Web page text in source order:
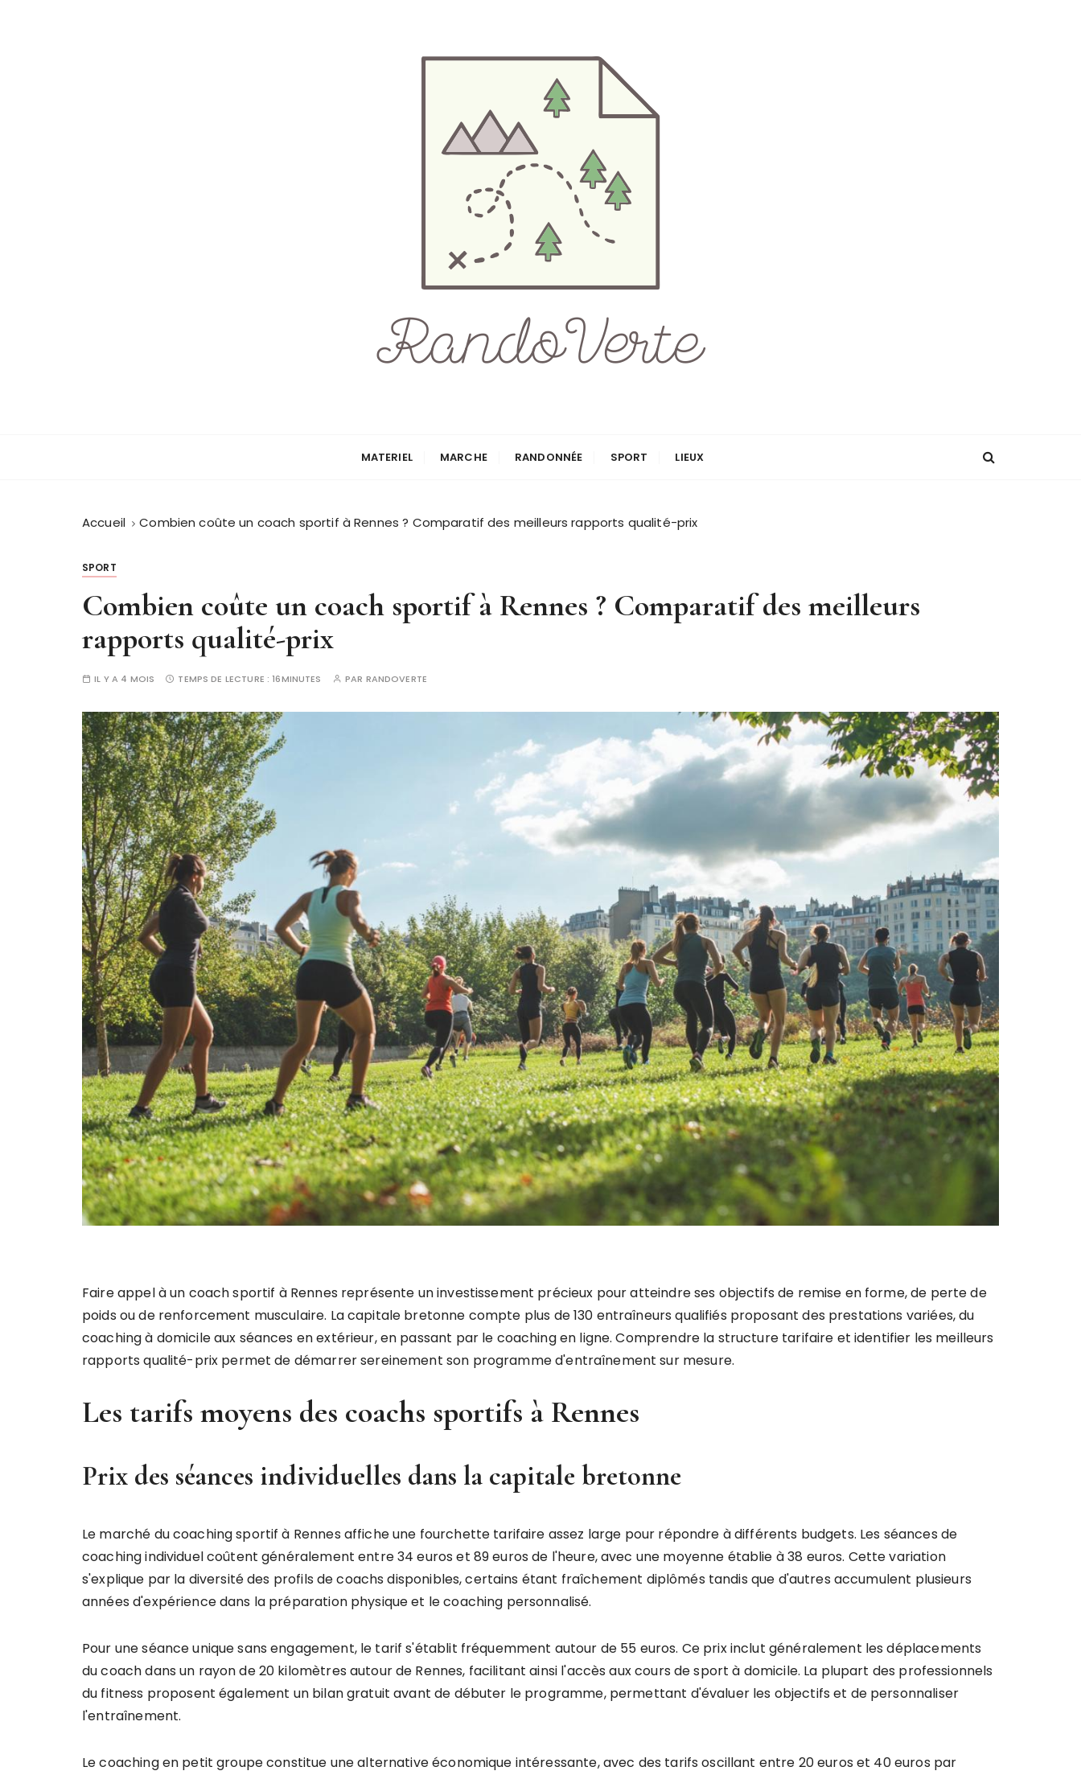
MATERIEL MARCHE RANDONNÉE SPORT LIEUX
Accueil Combien coûte un coach sportif à Rennes ? Comparatif des meilleurs rapports qualité-prix
SPORT
Combien coûte un coach sportif à Rennes ? Comparatif des meilleurs
rapports qualité-prix
IL Y A 4 MOIS TEMPS DE LECTURE :16MINUTES PAR RANDOVERTE
Faire appel à un coach sportif à Rennes représente un investissement précieux pour atteindre ses objectifs de remise en forme, de perte de
poids ou de renforcement musculaire. La capitale bretonne compte plus de 130 entraîneurs qualifiés proposant des prestations variées, du
coaching à domicile aux séances en extérieur, en passant par le coaching en ligne. Comprendre la structure tarifaire et identifier les meilleurs
rapports qualité-prix permet de démarrer sereinement son programme d'entraînement sur mesure.
Les tarifs moyens des coachs sportifs à Rennes
Prix des séances individuelles dans la capitale bretonne
Le marché du coaching sportif à Rennes affiche une fourchette tarifaire assez large pour répondre à différents budgets. Les séances de
coaching individuel coûtent généralement entre 34 euros et 89 euros de l'heure, avec une moyenne établie à 38 euros. Cette variation
s'explique par la diversité des profils de coachs disponibles, certains étant fraîchement diplômés tandis que d'autres accumulent plusieurs
années d'expérience dans la préparation physique et le coaching personnalisé.
Pour une séance unique sans engagement, le tarif s'établit fréquemment autour de 55 euros. Ce prix inclut généralement les déplacements
du coach dans un rayon de 20 kilomètres autour de Rennes, facilitant ainsi l'accès aux cours de sport à domicile. La plupart des professionnels
du fitness proposent également un bilan gratuit avant de débuter le programme, permettant d'évaluer les objectifs et de personnaliser
l'entraînement.
Le coaching en petit groupe constitue une alternative économique intéressante, avec des tarifs oscillant entre 20 euros et 40 euros par